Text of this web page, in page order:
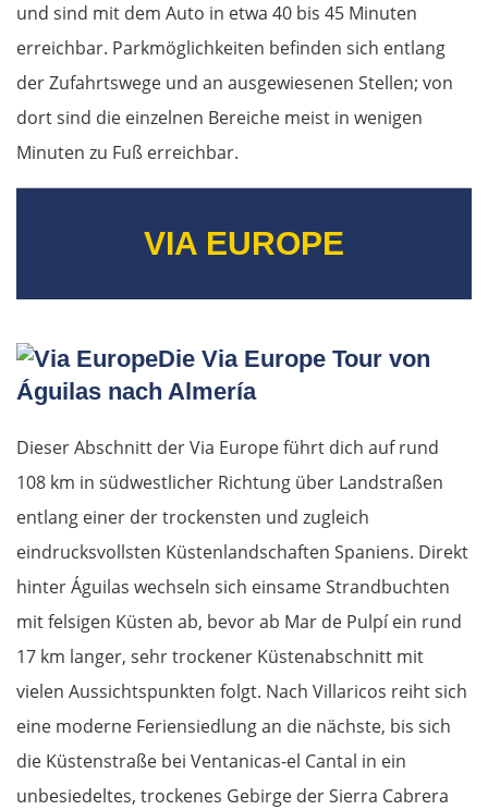
und sind mit dem Auto in etwa 40 bis 45 Minuten
erreichbar. Parkmöglichkeiten befinden sich entlang
der Zufahrtswege und an ausgewiesenen Stellen; von
dort sind die einzelnen Bereiche meist in wenigen
Minuten zu Fuß erreichbar.
VIA EUROPE
Die Via Europe Tour von
Águilas nach Almería
Dieser Abschnitt der Via Europe führt dich auf rund
108 km in südwestlicher Richtung über Landstraßen
entlang einer der trockensten und zugleich
eindrucksvollsten Küstenlandschaften Spaniens. Direkt
hinter Águilas wechseln sich einsame Strandbuchten
mit felsigen Küsten ab, bevor ab Mar de Pulpí ein rund
17 km langer, sehr trockener Küstenabschnitt mit
vielen Aussichtspunkten folgt. Nach Villaricos reiht sich
eine moderne Feriensiedlung an die nächste, bis sich
die Küstenstraße bei Ventanicas-el Cantal in ein
unbesiedeltes, trockenes Gebirge der Sierra Cabrera
Timișoara
Arad
Ungarn Süd
Kroatien
Osijek
Virovitica
Varaždin
Slowenien
Novo mesto
Ljubljana